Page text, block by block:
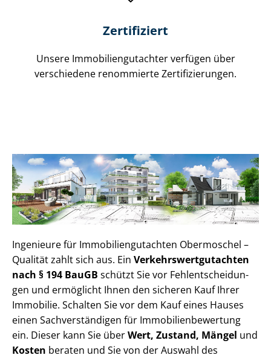
Zertifiziert
Unsere Immobilien­gutachter verfügen über
verschiedene renommierte Zer­ti­fi­zie­run­gen.
Ingenieure für Im­mo­bi­li­en­gut­ach­ten Obermoschel –
Qualität zahlt sich aus. Ein Ver­kehrs­wert­gut­ach­ten
nach § 194 BauGB schützt Sie vor Fehl­ent­schei­dun­
gen und ermöglicht Ihnen den sicheren Kauf Ihrer
Immobilie. Schalten Sie vor dem Kauf eines Hauses
einen Sach­ver­stän­di­gen für Im­mo­bi­li­en­be­wer­tung
ein. Dieser kann Sie überWert, Zustand, Mängel und
Kosten beraten und Sie von der Auswahl des